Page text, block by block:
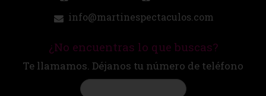
info@martinespectaculos.com
¿No encuentras lo que buscas?
Te llamamos. Déjanos tu número de teléfono